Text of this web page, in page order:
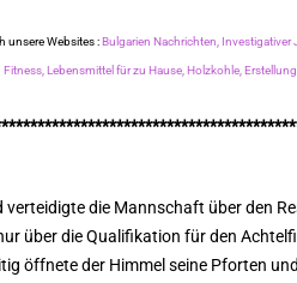
unsere Websites :Bulgarien Nachrichten, Investigativer
Fitness, Lebensmittel für zu Hause, Holzkohle,
verteidigte die Mannschaft über den
über die Qualifikation für den
öffnete der Himmel seine Pforten